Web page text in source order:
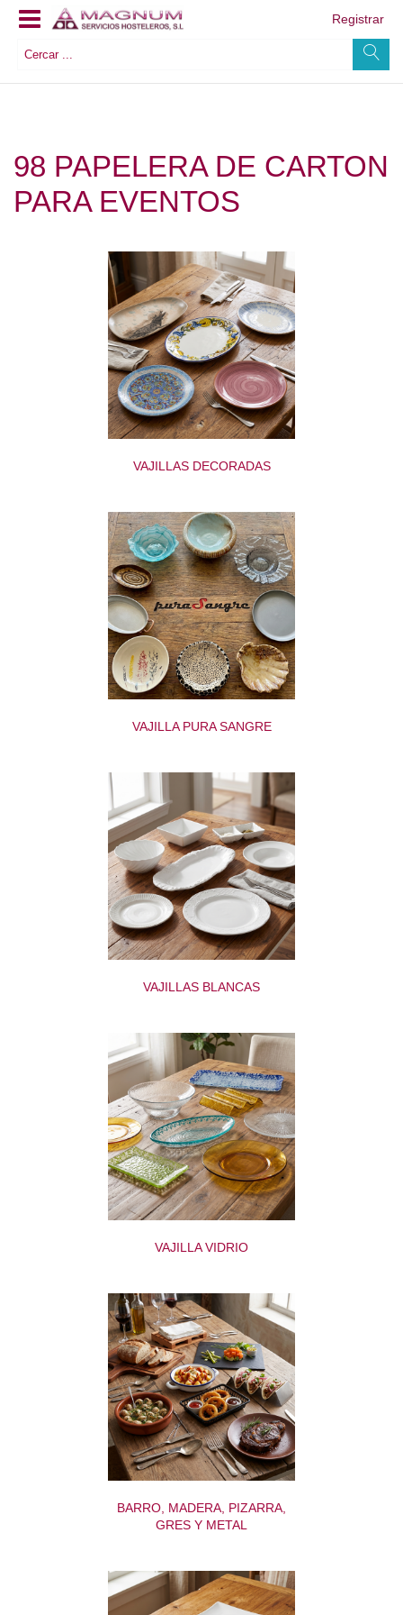
Registrar
98 PAPELERA DE CARTON
PARA EVENTOS
VAJILLAS DECORADAS
VAJILLA PURA SANGRE
VAJILLAS BLANCAS
VAJILLA VIDRIO
BARRO, MADERA, PIZARRA,
GRES Y METAL